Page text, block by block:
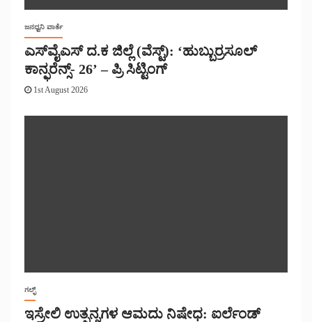
ಜನಧ್ವನಿ ವಾರ್ತೆ
ಎಸ್‌ವೈಎಸ್ ದ.ಕ ಜಿಲ್ಲೆ (ವೆಸ್ಟ್): ‘ಹುಬ್ಬುರ್ರಸೂಲ್
ಕಾನ್ಫರೆನ್ಸ್- 26’ – ಪ್ರಿ ಸಿಟ್ಟಿಂಗ್
1st August 2026
ಗಲ್ಫ್
ಇಸ್ರೇಲಿ ಉತ್ಪನ್ನಗಳ ಆಮದು ನಿಷೇಧ: ಐರ್ಲೆಂಡ್